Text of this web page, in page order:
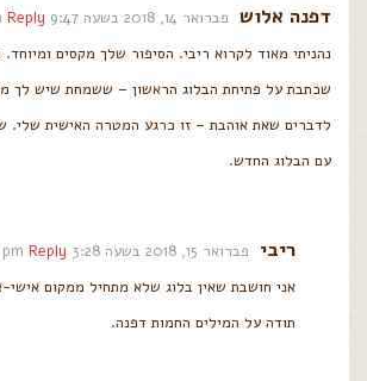
דפנה אלוש פברואר 14, 2018 בשעה 9:47 am
Reply
נהניתי מאוד לקרוא ריבי. הסיפור שלך מקסים
שכתבת על פתיחת הבלוג הראשון – ששמחת שיש לך
לדברים שאת אוהבת – זו כרגע המטרה האישית שלי.
עם הבלוג החדש.
ריבי פברואר 15, 2018 בשעה 3:28 pm
Reply
אני חושבת שאין בלוג שלא מתחיל ממקום
תודה על המילים החמות דפנה.